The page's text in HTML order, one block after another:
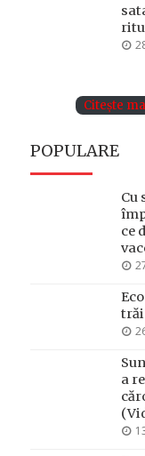
Citește
POPULARE
Cu
ce
a